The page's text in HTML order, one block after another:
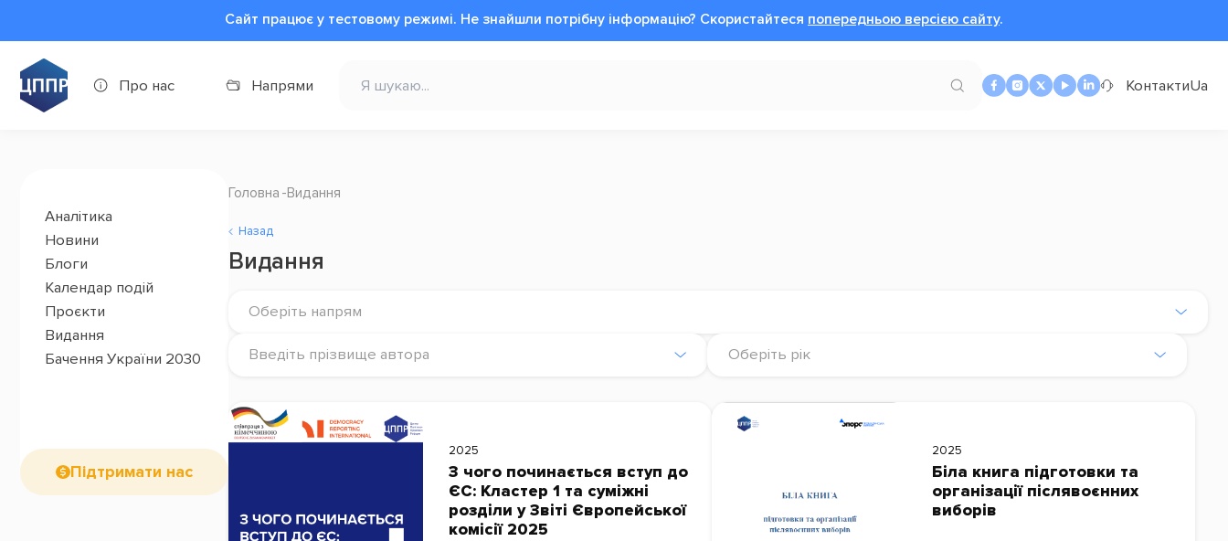
Сайт працює у тестовому режимі. Не знайшли потрібну інформацію? Cкористайтеся попередньою версією сайту.
Про нас Напрями КонтактиUa
Аналітика
Новини
Блоги
Календар подій
Проєкти
Видання
Бачення України 2030
Підтримати нас
Головна Видання
Назад
Видання
Оберіть напрям
Введіть прізвище автора Оберіть рік
2025
З чого починається вступ до
ЄС: Кластер 1 та суміжні
розділи у Звіті Європейської
комісії 2025
2025
Біла книга підготовки та
організації післявоєнних
виборів